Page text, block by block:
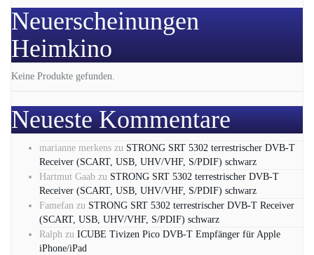
Neuerscheinungen
Heimkino
Keine Produkte gefunden.
Neueste Kommentare
marianne merkens zu STRONG SRT 5302 terrestrischer DVB-T
Receiver (SCART, USB, UHV/VHF, S/PDIF) schwarz
Hartmut Gaab zu STRONG SRT 5302 terrestrischer DVB-T
Receiver (SCART, USB, UHV/VHF, S/PDIF) schwarz
Famefan zu STRONG SRT 5302 terrestrischer DVB-T Receiver
(SCART, USB, UHV/VHF, S/PDIF) schwarz
Ralph zu ICUBE Tivizen Pico DVB-T Empfänger für Apple
iPhone/iPad